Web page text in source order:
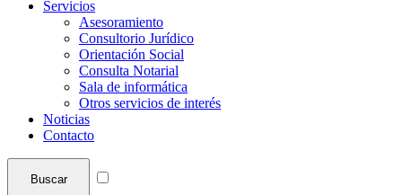
Servicios
Asesoramiento
Consultorio Jurídico
Orientación Social
Consulta Notarial
Sala de informática
Otros servicios de interés
Noticias
Contacto
Buscar